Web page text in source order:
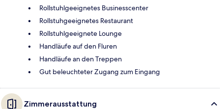
Rollstuhlgeeignetes Businesscenter
Rollstuhgeeignetes Restaurant
Rollstuhlgeeignete Lounge
Handläufe auf den Fluren
Handläufe an den Treppen
Gut beleuchteter Zugang zum Eingang
Zimmerausstattung